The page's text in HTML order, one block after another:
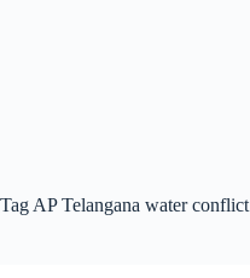
Tag AP Telangana water conflict